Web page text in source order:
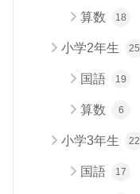
算数 18
小学2年生 25
国語 19
算数 6
小学3年生 22
国語 17